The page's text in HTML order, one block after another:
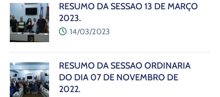
RESUMO DA SESSÃO 13 DE MARÇO
2023.
14/03/2023
RESUMO DA SESSÃO ORDINÁRIA
DO DIA 07 DE NOVEMBRO DE
2022.